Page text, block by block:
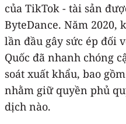
của TikTok - tài sản
ByteDance. Năm
lần đầu gây sức ép đối
Quốc đã nhanh chóng
soát xuất khẩu, bao
nhằm giữ quyền phủ
dịch nào.